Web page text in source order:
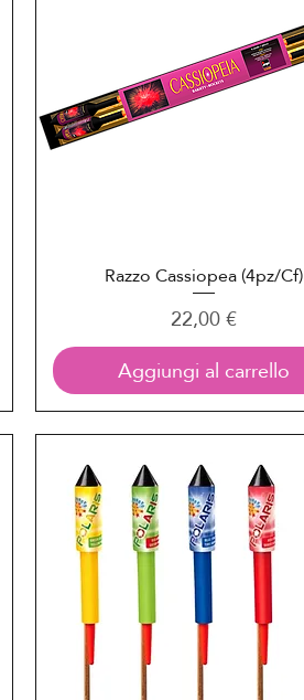
Vista rapida
Razzo Cassiopea (4pz/Cf)
Prezzo
22,00 €
Aggiungi al carrello